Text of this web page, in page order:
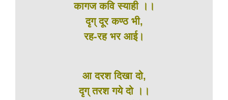
कागज कवि स्याही ।।
दृग् दूर कण्ठ भी,
रह-रह भर आई।
आ दरश दिखा दो,
दृग् तरश गये दो ।।